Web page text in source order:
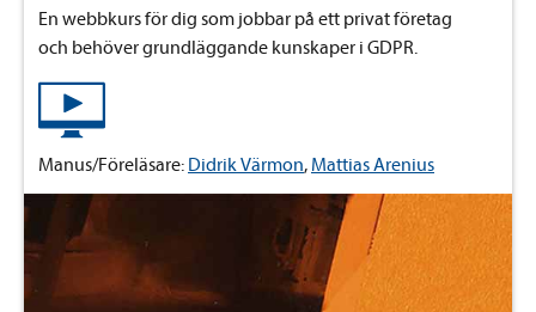
En webbkurs för dig som jobbar på ett privat företag
och behöver grundläggande kunskaper i GDPR.
Manus/Föreläsare: Didrik Värmon, Mattias Arenius